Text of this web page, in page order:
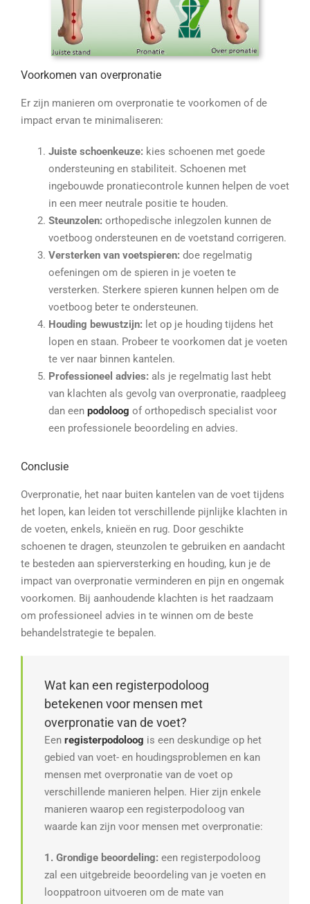
Voorkomen van overpronatie
Er zijn manieren om overpronatie te voorkomen of de
impact ervan te minimaliseren:
Juiste schoenkeuze:kies schoenen met goede
ondersteuning en stabiliteit. Schoenen met
ingebouwde pronatiecontrole kunnen helpen de voet
in een meer neutrale positie te houden.
Steunzolen:orthopedische inlegzolen kunnen de
voetboog ondersteunen en de voetstand corrigeren.
Versterken van voetspieren:doe regelmatig
oefeningen om de spieren in je voeten te
versterken. Sterkere spieren kunnen helpen om de
voetboog beter te ondersteunen.
Houding bewustzijn:let op je houding tijdens het
lopen en staan. Probeer te voorkomen dat je voeten
te ver naar binnen kantelen.
Professioneel advies:als je regelmatig last hebt
van klachten als gevolg van overpronatie, raadpleeg
dan een podoloog of orthopedisch specialist voor
een professionele beoordeling en advies.
Conclusie
Overpronatie, het naar buiten kantelen van de voet tijdens
het lopen, kan leiden tot verschillende pijnlijke klachten in
de voeten, enkels, knieën en rug. Door geschikte
schoenen te dragen, steunzolen te gebruiken en aandacht
te besteden aan spierversterking en houding, kun je de
impact van overpronatie verminderen en pijn en ongemak
voorkomen. Bij aanhoudende klachten is het raadzaam
om professioneel advies in te winnen om de beste
behandelstrategie te bepalen.
Wat kan een registerpodoloog
betekenen voor mensen met
overpronatie van de voet?
Een registerpodoloog is een deskundige op het
gebied van voet- en houdingsproblemen en kan
mensen met overpronatie van de voet op
verschillende manieren helpen. Hier zijn enkele
manieren waarop een registerpodoloog van
waarde kan zijn voor mensen met overpronatie:
1. Grondige beoordeling: een registerpodoloog
zal een uitgebreide beoordeling van je voeten en
looppatroon uitvoeren om de mate van